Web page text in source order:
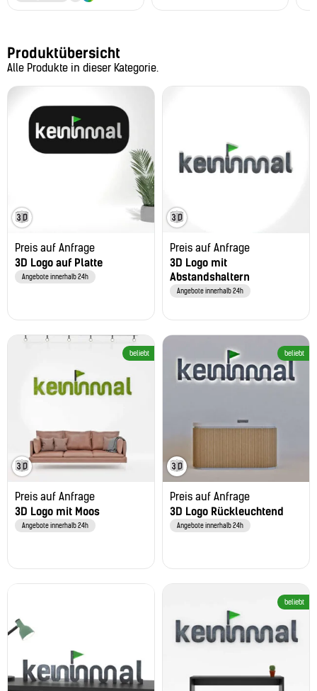
Produktübersicht
Alle Produkte in dieser Kategorie.
Preis auf Anfrage
3D Logo auf Platte
Angebote innerhalb 24h
Preis auf Anfrage
3D Logo mit
Abstandshaltern
Angebote innerhalb 24h
beliebt
Preis auf Anfrage
3D Logo mit Moos
Angebote innerhalb 24h
beliebt
Preis auf Anfrage
3D Logo Rückleuchtend
Angebote innerhalb 24h
beliebt